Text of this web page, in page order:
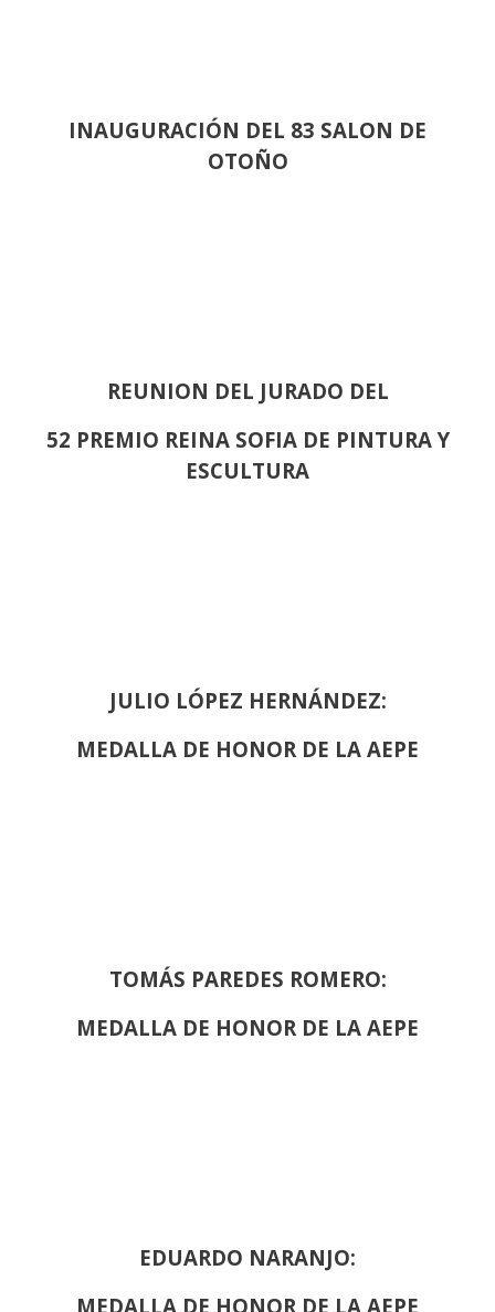
INAUGURACIÓN DEL 83 SALON DE
OTOÑO
REUNION DEL JURADO DEL
52 PREMIO REINA SOFIA DE PINTURA Y
ESCULTURA
JULIO LÓPEZ HERNÁNDEZ:
MEDALLA DE HONOR DE LA AEPE
TOMÁS PAREDES ROMERO:
MEDALLA DE HONOR DE LA AEPE
EDUARDO NARANJO:
MEDALLA DE HONOR DE LA AEPE